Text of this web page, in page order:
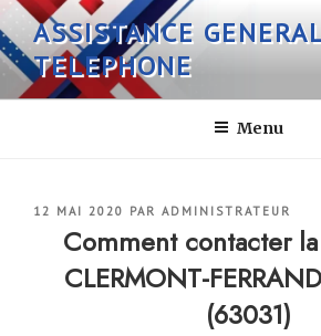
Aller
au
contenu
principal
ASSISTANCE
TELEPHONE
Menu
PUBLIÉ
12 MAI 2020 PAR ADMINISTRATEUR
Comment contacter
CLERMONT-
(63031)